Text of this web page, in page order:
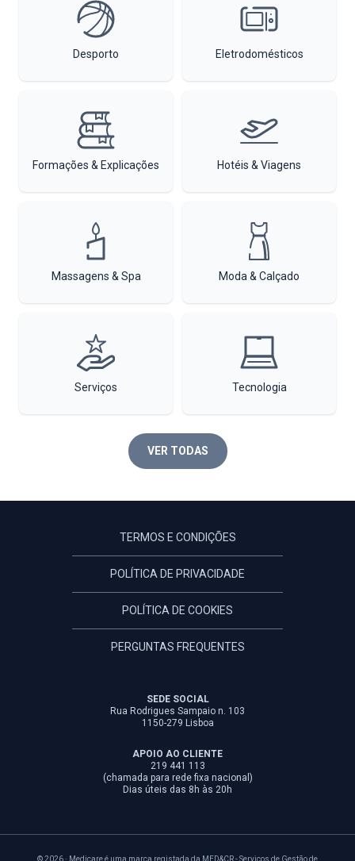
Desporto Eletrodomésticos
Formações & Explicações Hotéis & Viagens
Massagens & Spa Moda & Calçado
Serviços Tecnologia
VER TODAS
TERMOS E CONDIÇÕES
POLÍTICA DE PRIVACIDADE
POLÍTICA DE COOKIES
PERGUNTAS FREQUENTES
SEDE SOCIAL
Rua Rodrigues Sampaio n. 103
1150-279 Lisboa
APOIO AO CLIENTE
219 441 113
(chamada para rede fixa nacional)
Dias úteis das 8h às 20h
© 2026 · Medicare é uma marca registada da MED&CR - Serviços de Gestão de